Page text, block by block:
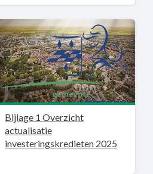
Bijlage 1 Overzicht
actualisatie
investeringskredieten 2025